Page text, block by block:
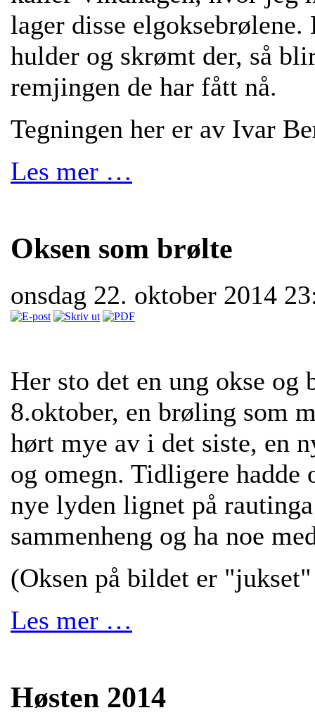
lager disse
hulder og skrømt der, så
remjingen de har fått nå.
Tegningen her er av Ivar
Les mer …
Oksen som brølte
onsdag 22. oktober 2014
Her sto det en ung okse
8.oktober, en brøling som
hørt mye av i det siste, en
og omegn. Tidligere hadde
nye lyden lignet på
sammenheng og ha noe
(Oksen på bildet er
Les mer …
Høsten 2014